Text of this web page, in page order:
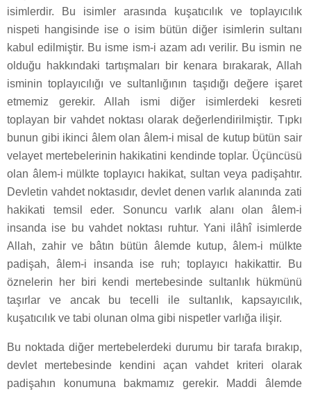
isimlerdir. Bu isimler arasında kuşatıcılık ve toplayıcılık
nispeti hangisinde ise o isim bütün diğer isimlerin sultanı
kabul edilmiştir. Bu isme ism-i azam adı verilir. Bu ismin ne
olduğu hakkındaki tartışmaları bir kenara bırakarak, Allah
isminin toplayıcılığı ve sultanlığının taşıdığı değere işaret
etmemiz gerekir. Allah ismi diğer isimlerdeki kesreti
toplayan bir vahdet noktası olarak değerlendirilmiştir. Tıpkı
bunun gibi ikinci âlem olan âlem-i misal de kutup bütün sair
velayet mertebelerinin hakikatini kendinde toplar. Üçüncüsü
olan âlem-i mülkte toplayıcı hakikat, sultan veya padişahtır.
Devletin vahdet noktasıdır, devlet denen varlık alanında zati
hakikati temsil eder. Sonuncu varlık alanı olan âlem-i
insanda ise bu vahdet noktası ruhtur. Yani ilâhî isimlerde
Allah, zahir ve bâtın bütün âlemde kutup, âlem-i mülkte
padişah, âlem-i insanda ise ruh; toplayıcı hakikattir. Bu
öznelerin her biri kendi mertebesinde sultanlık hükmünü
taşırlar ve ancak bu tecelli ile sultanlık, kapsayıcılık,
kuşatıcılık ve tabi olunan olma gibi nispetler varlığa ilişir.
Bu noktada diğer mertebelerdeki durumu bir tarafa bırakıp,
devlet mertebesinde kendini açan vahdet kriteri olarak
padişahın konumuna bakmamız gerekir. Maddi âlemde